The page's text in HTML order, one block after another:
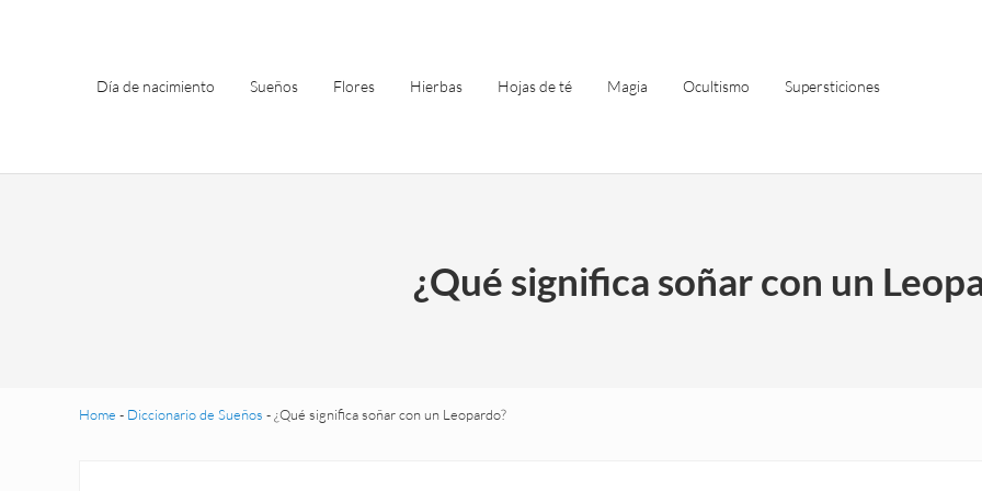
Día de nacimiento Sueños Flores Hierbas Hojas de té Magia Ocultismo Supersticiones
¿Qué significa soñar con un
Home - Diccionario de Sueños - ¿Qué significa soñar con un Leopardo?